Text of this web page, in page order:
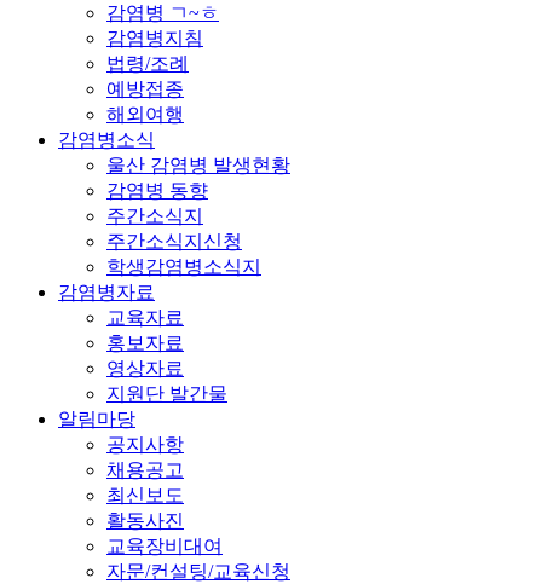
감염병 ㄱ~ㅎ
감염병지침
법령/조례
예방접종
해외여행
감염병소식
울산 감염병 발생현황
감염병 동향
주간소식지
주간소식지신청
학생감염병소식지
감염병자료
교육자료
홍보자료
영상자료
지원단 발간물
알림마당
공지사항
채용공고
최신보도
활동사진
교육장비대여
자문/컨설팅/교육신청